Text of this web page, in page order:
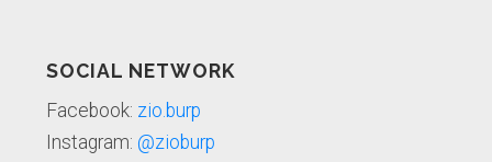
SOCIAL NETWORK
Facebook: zio.burp
Instagram: @zioburp